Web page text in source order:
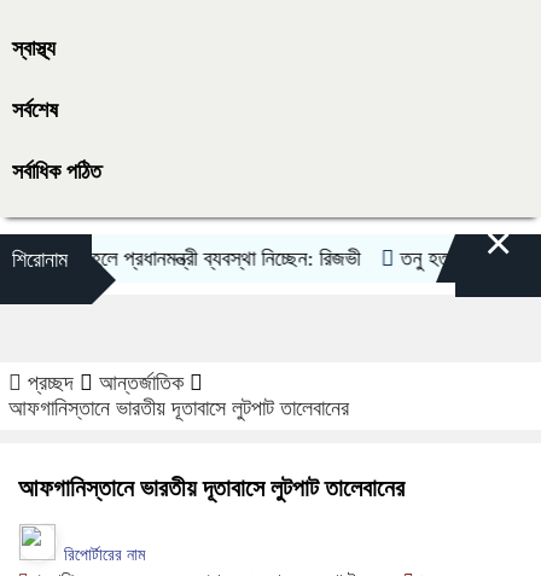
স্বাস্থ্য
সর্বশেষ
সর্বাধিক পঠিত
শিরোনামহলে প্রধানমন্ত্রী ব্যবস্থা নিচ্ছেন: রিজভী তনু হত্যা মামলায় ফের
×
প্রচ্ছদ
আন্তর্জাতিক
আফগানিস্তানে ভারতীয় দূতাবাসে লুটপাট তালেবানের
আফগানিস্তানে ভারতীয় দূতাবাসে লুটপাট তালেবানের
রিপোর্টারের নাম